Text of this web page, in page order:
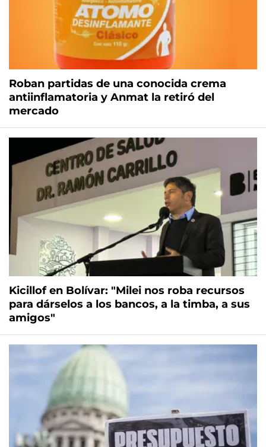
Roban partidas de una conocida crema
antiinflamatoria y Anmat la retiró del
mercado
Kicillof en Bolívar: "Milei nos roba recursos
para dárselos a los bancos, a la timba, a sus
amigos"